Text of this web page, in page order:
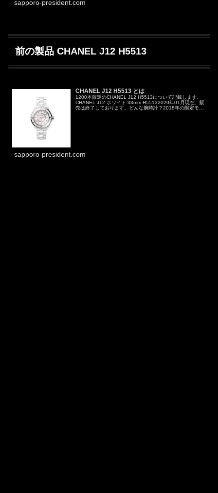
sapporo-president.com
前の製品 CHANEL J12 H5513
CHANEL J12 H5513 とは
1200本限定のCHANEL J12 H5513について記載します。
CHANEL J12 ホワイト 33mm H55132020年01月現在、販
売は終了しております。どんな腕時計？2018年の限定モデ
sapporo-president.com